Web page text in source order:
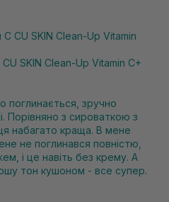
SKIN Clean-Up Vitamin C+
зручно
Порівняно з сироваткою з
набагато краща. В мене
не поглинався повністю,
і це навіть без крему. А
тон кушоном - все супер.